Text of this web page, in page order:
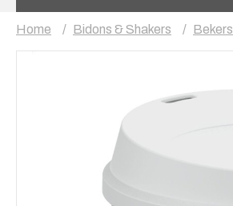
Home Bidons & Shakers Bekers